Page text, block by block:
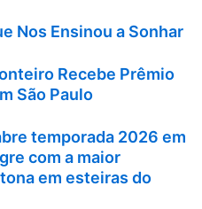
Nos Ensinou a Sonhar
Recebe Prêmio
São Paulo
temporada 2026 em
com a maior
em esteiras do